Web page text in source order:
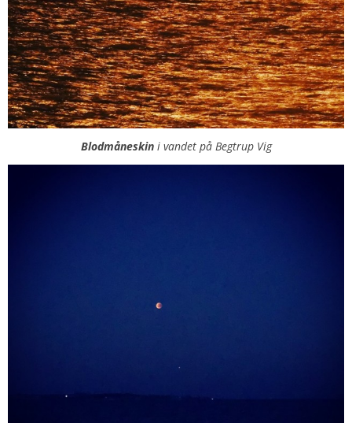
Blodmåneskini vandet på Begtrup Vig